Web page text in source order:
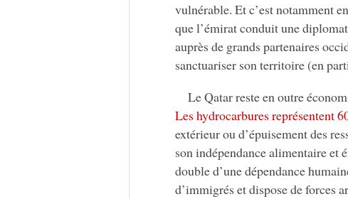
vulnérable. Et c’est notamment
que l’émirat conduit une
auprès de grands partenaires
sanctuariser son territoire (en
Le Qatar reste en outre
Les hydrocarbures représentent
extérieur ou d’épuisement des
son indépendance alimentaire et
double d’une dépendance
d’immigrés et dispose de forces